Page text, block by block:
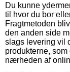
Du kunne
til hvor du bor
Fragtmetoden
den anden side
slags levering vil
produkterne,
nærheden af